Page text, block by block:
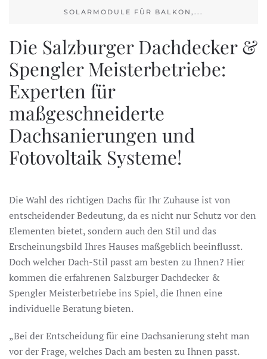
SOLARMODULE FÜR BALKON,...
Die Salzburger Dachdecker &
Spengler Meisterbetriebe:
Experten für
maßgeschneiderte
Dachsanierungen und
Fotovoltaik Systeme!
Die Wahl des richtigen Dachs für Ihr Zuhause ist von
entscheidender Bedeutung, da es nicht nur Schutz vor den
Elementen bietet, sondern auch den Stil und das
Erscheinungsbild Ihres Hauses maßgeblich beeinflusst.
Doch welcher Dach-Stil passt am besten zu Ihnen? Hier
kommen die erfahrenen Salzburger Dachdecker &
Spengler Meisterbetriebe ins Spiel, die Ihnen eine
individuelle Beratung bieten.
„Bei der Entscheidung für eine Dachsanierung steht man
vor der Frage, welches Dach am besten zu Ihnen passt.